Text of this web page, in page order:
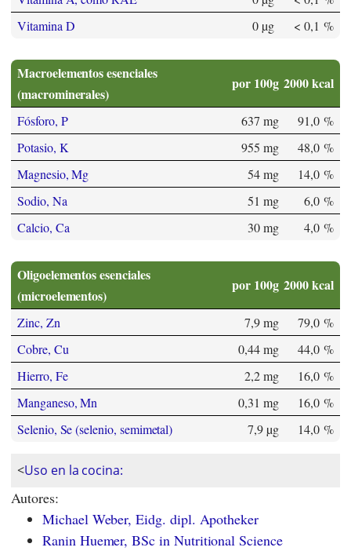
Vitamina D
0 µg < 0,1 %
Macroelementos esenciales
(macrominerales)
por 100g 2000 kcal
Fósforo, P 637 mg
91,0 %
Potasio, K
955 mg
48,0 %
Magnesio, Mg
54 mg
14,0 %
Sodio, Na
51 mg
6,0 %
Calcio, Ca
30 mg 4,0 %
Oligoelementos esenciales
(microelementos)
por 100g 2000 kcal
Zinc, Zn 7,9 mg
79,0 %
Cobre, Cu
0,44 mg
44,0 %
Hierro, Fe
2,2 mg
16,0 %
Manganeso, Mn
0,31 mg
16,0 %
Selenio, Se (selenio, semimetal)
7,9 µg 14,0 %
<Uso en la cocina:
Autores:
Michael Weber, Eidg. dipl. Apotheker
Ranin Huemer, BSc in Nutritional Science